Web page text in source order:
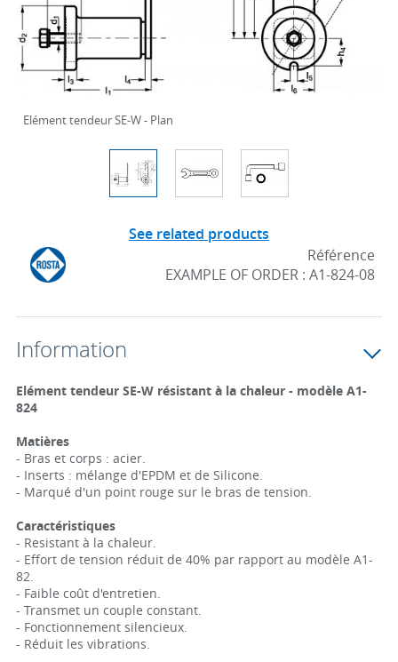
Elément tendeur SE-W - Plan
See related products
EXAMPLE OF ORDER :
Référence
A1-824-08
Information
Elément tendeur SE-W résistant à la chaleur - modèle A1-
824
Matières
- Bras et corps : acier.
- Inserts : mélange d'EPDM et de Silicone.
- Marqué d'un point rouge sur le bras de tension.
Caractéristiques
- Resistant à la chaleur.
- Effort de tension réduit de 40% par rapport au modèle A1-
82.
- Faible coût d'entretien.
- Transmet un couple constant.
- Fonctionnement silencieux.
- Réduit les vibrations.